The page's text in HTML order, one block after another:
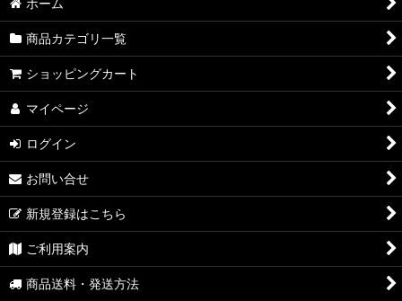
ホーム
商品カテゴリ一覧
ショッピングカート
マイページ
ログイン
お問い合せ
新規登録はこちら
ご利用案内
商品送料・発送方法